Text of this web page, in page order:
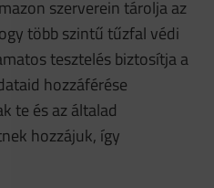
szerverein tárolja az
több szintű tűzfal védi
tesztelés biztosítja a
hozzáférése
te és az általad
hozzájuk, így